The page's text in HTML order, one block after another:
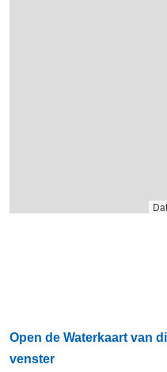
Open de Waterkaart van
venster